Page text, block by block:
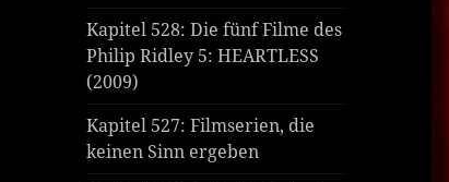
Kapitel 528: Die fünf Filme des
Philip Ridley 5: HEARTLESS
(2009)
Kapitel 527: Filmserien, die
keinen Sinn ergeben